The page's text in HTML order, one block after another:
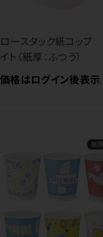
ロースタック紙コップ
イト（紙厚：ふつう）
価格はログイン後表示